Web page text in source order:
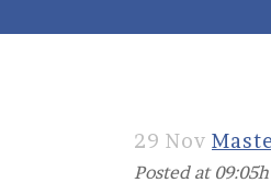
29 Nov
Posted at 09:05h